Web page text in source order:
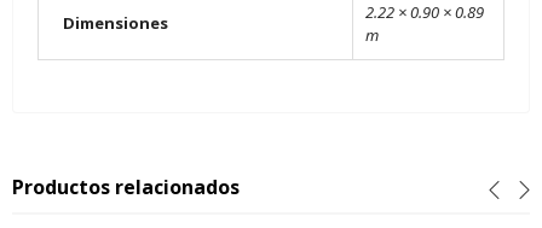
Dimensiones
2.22 × 0.90 × 0.89
m
Productos relacionados